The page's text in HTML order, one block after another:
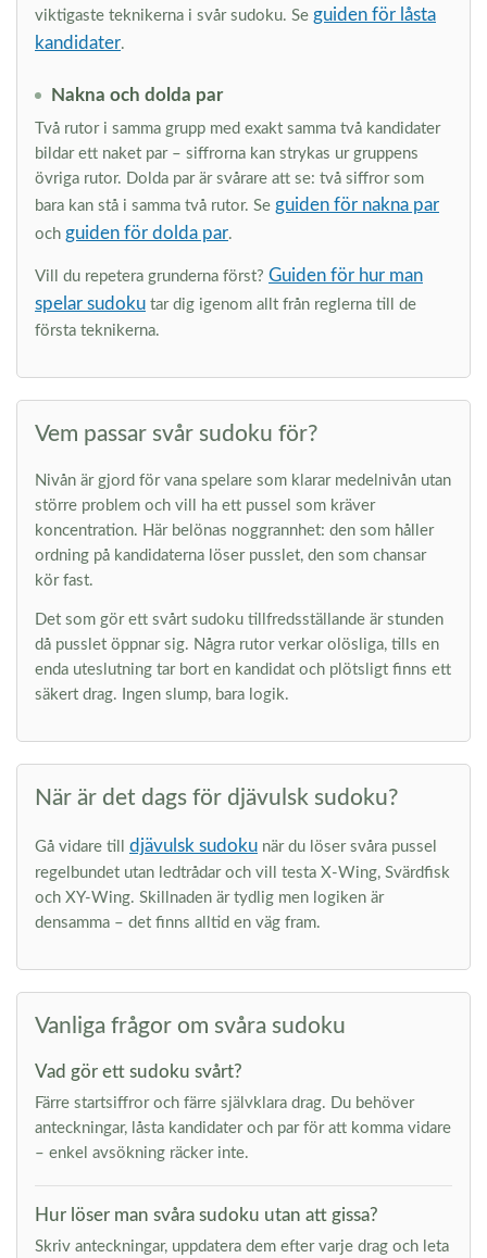
viktigaste teknikerna i svår sudoku. Se guiden för låsta
kandidater.
Nakna och dolda par
Två rutor i samma grupp med exakt samma två kandidater
bildar ett naket par – siffrorna kan strykas ur gruppens
övriga rutor. Dolda par är svårare att se: två siffror som
bara kan stå i samma två rutor. Se guiden för nakna par
och guiden för dolda par.
Vill du repetera grunderna först? Guiden för hur man
spelar sudoku tar dig igenom allt från reglerna till de
första teknikerna.
Vem passar svår sudoku för?
Nivån är gjord för vana spelare som klarar medelnivån utan
större problem och vill ha ett pussel som kräver
koncentration. Här belönas noggrannhet: den som håller
ordning på kandidaterna löser pusslet, den som chansar
kör fast.
Det som gör ett svårt sudoku tillfredsställande är stunden
då pusslet öppnar sig. Några rutor verkar olösliga, tills en
enda uteslutning tar bort en kandidat och plötsligt finns ett
säkert drag. Ingen slump, bara logik.
När är det dags för djävulsk sudoku?
Gå vidare till djävulsk sudoku när du löser svåra pussel
regelbundet utan ledtrådar och vill testa X-Wing, Svärdfisk
och XY-Wing. Skillnaden är tydlig men logiken är
densamma – det finns alltid en väg fram.
Vanliga frågor om svåra sudoku
Vad gör ett sudoku svårt?
Färre startsiffror och färre självklara drag. Du behöver
anteckningar, låsta kandidater och par för att komma vidare
– enkel avsökning räcker inte.
Hur löser man svåra sudoku utan att gissa?
Skriv anteckningar, uppdatera dem efter varje drag och leta